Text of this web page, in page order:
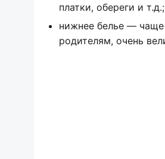
платки, обереги и т.д.;
нижнее белье — чаще
родителям, очень